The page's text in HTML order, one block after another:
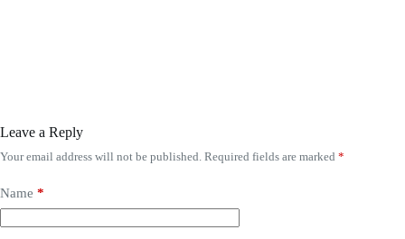
Leave a Reply
Your email address will not be published. Required fields are marked *
Name *